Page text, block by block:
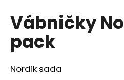
produktu
je
5
hvězdiček.
Vábničky
pack
Nordik sada
a
j
í
t
?